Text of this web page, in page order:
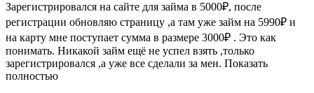
Зарегистрировался на сайте для займа в 5000₽, после
регистрации обновляю страницу ,а там уже займ на 5990₽ и
на карту мне поступает сумма в размере 3000₽ . Это как
понимать. Никакой займ ещё не успел взять ,только
зарегистрировался ,а уже все сделали за мен. Показать
полностью